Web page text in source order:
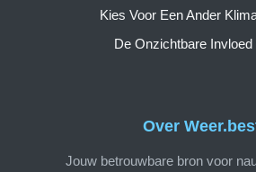
Over
Jouw betrouwbare bron voor
Kies Voor Een Ander
De Onzichtbare Invloed